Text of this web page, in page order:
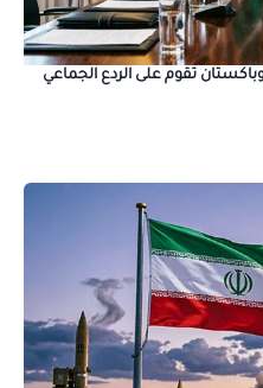
تقوم على الردع الجماعي